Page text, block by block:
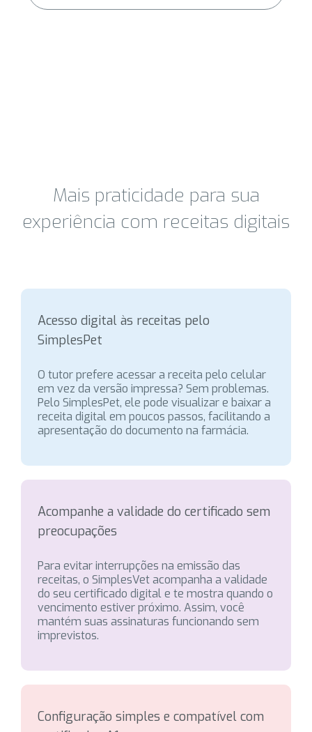
Mais praticidade para sua
experiência com receitas digitais
Acesso digital às receitas pelo
SimplesPet
O tutor prefere acessar a receita pelo celular
em vez da versão impressa? Sem problemas.
Pelo SimplesPet, ele pode visualizar e baixar a
receita digital em poucos passos, facilitando a
apresentação do documento na farmácia.
Acompanhe a validade do certificado sem
preocupações
Para evitar interrupções na emissão das
receitas, o SimplesVet acompanha a validade
do seu certificado digital e te mostra quando o
vencimento estiver próximo. Assim, você
mantém suas assinaturas funcionando sem
imprevistos.
Configuração simples e compatível com